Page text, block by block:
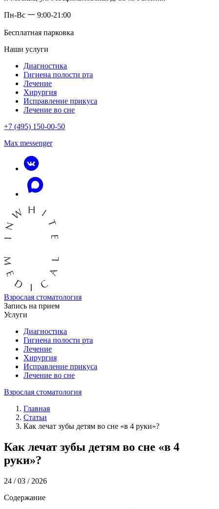
Пн-Вс 一 9:00-21:00
Бесплатная парковка
Наши услуги
Диагностика
Гигиена полости рта
Лечение
Хирургия
Исправление прикуса
Лечение во сне
+7 (495) 150-00-50
Max messenger
Взрослая стоматология
Запись на прием
Услуги
Диагностика
Гигиена полости рта
Лечение
Хирургия
Исправление прикуса
Лечение во сне
Взрослая стоматология
Главная
Статьи
Как лечат зубы детям во сне «в 4 руки»?
Как лечат зубы детям во сне «в 4
руки»?
24 / 03 / 2026
Содержание